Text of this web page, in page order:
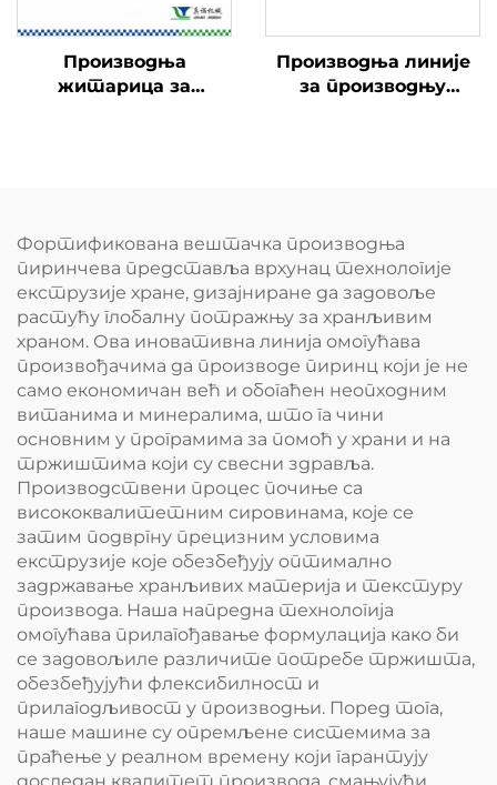
Производња
житарица за
Производња линије
за производњу
Фортификована вештачка производња
пиринчева представља врхунац технологије
екструзије хране, дизајниране да задовоље
растућу глобалну потражњу за хранљивим
храном. Ова иновативна линија омогућава
произвођачима да производе пиринц који је не
само економичан већ и обогаћен неопходним
витанима и минералима, што га чини
основним у програмима за помоћ у храни и на
тржиштима који су свесни здравља.
Производствени процес почиње са
висококвалитетним сировинама, које се
затим подвргну прецизним условима
екструзије које обезбеђују оптимално
задржавање хранљивих материја и текстуру
производа. Наша напредна технологија
омогућава прилагођавање формулација како би
се задовољиле различите потребе тржишта,
обезбеђујући флексибилност и
прилагодљивост у производњи. Поред тога,
наше машине су опремљене системима за
праћење у реалном времену који гарантују
доследан квалитет производа, смањујући